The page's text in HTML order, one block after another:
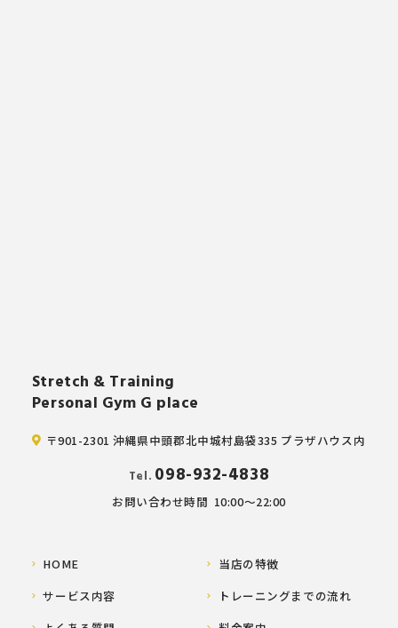
Stretch & Training
Personal Gym G place
〒901-2301 沖縄県中頭郡北中城村島袋335 プラザハウス内
Tel. 098-932-4838
お問い合わせ時間 10:00～22:00
HOME
当店の特徴
サービス内容
トレーニングまでの流れ